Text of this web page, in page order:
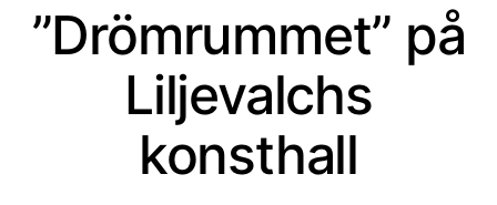
”Drömrummet” på
Liljevalchs
konsthall